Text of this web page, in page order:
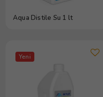
Aqua Distile Su 1 lt
Yeni